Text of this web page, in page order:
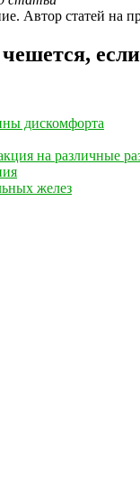
Автор статей на
дискомфорта
на различные
желез